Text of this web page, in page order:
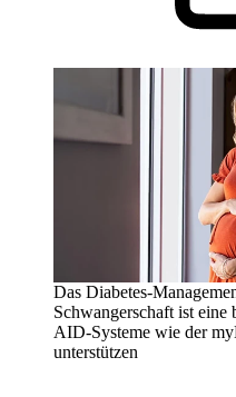
Das Diabetes-
Schwangerschaft ist eine
AID-Systeme wie der
unterstützen